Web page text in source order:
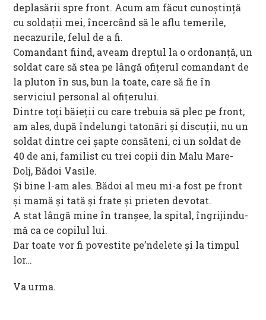
deplasării spre front. Acum am făcut cunoștință
cu soldații mei, încercând să le aflu temerile,
necazurile, felul de a fi.
Comandant fiind, aveam dreptul la o ordonanță, un
soldat care să stea pe lângă ofițerul comandant de
la pluton în sus, bun la toate, care să fie în
serviciul personal al ofițerului.
Dintre toți băieții cu care trebuia să plec pe front,
am ales, după îndelungi tatonări și discuții, nu un
soldat dintre cei șapte consăteni, ci un soldat de
40 de ani, familist cu trei copii din Malu Mare-
Dolj, Bădoi Vasile.
Și bine l-am ales. Bădoi al meu mi-a fost pe front
și mamă și tată și frate și prieten devotat.
A stat lângă mine în tranșee, la spital, îngrijindu-
mă ca ce copilul lui.
Dar toate vor fi povestite pe’ndelete și la timpul
lor…
Va urma.